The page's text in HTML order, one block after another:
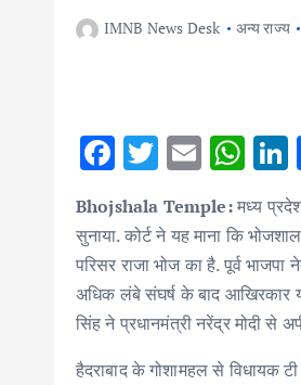
IMNB News Desk अन्य राज्य
F
ac
e
b
o
o
k
T
it
te
r
E
m
ai
l
W
at
s
A
p
p
n
Bhojshala Temple:मध्य
सुनाया. कोर्ट ने यह माना कि
परिसर राजा भोज का है. पूर्व
अधिक लंबे संघर्ष के बाद आखिरकार
सिंह ने प्रधानमंत्री नरेंद्र मोदी से
हैदराबाद के गोशामहल से विधायक